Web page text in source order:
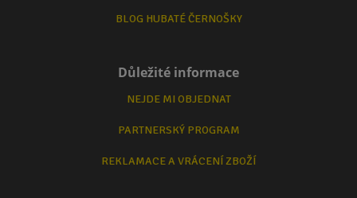
BLOG HUBATÉ ČERNOŠKY
Důležité informace
NEJDE MI OBJEDNAT
PARTNERSKÝ PROGRAM
REKLAMACE A VRÁCENÍ ZBOŽÍ